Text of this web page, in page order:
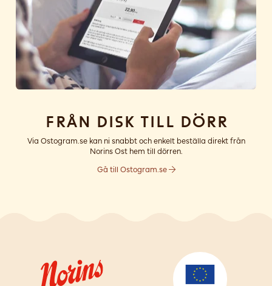
Från disk till dörr
Via Ostogram.se kan ni snabbt och enkelt beställa direkt från
Norins Ost hem till dörren.
Gå till Ostogram.se